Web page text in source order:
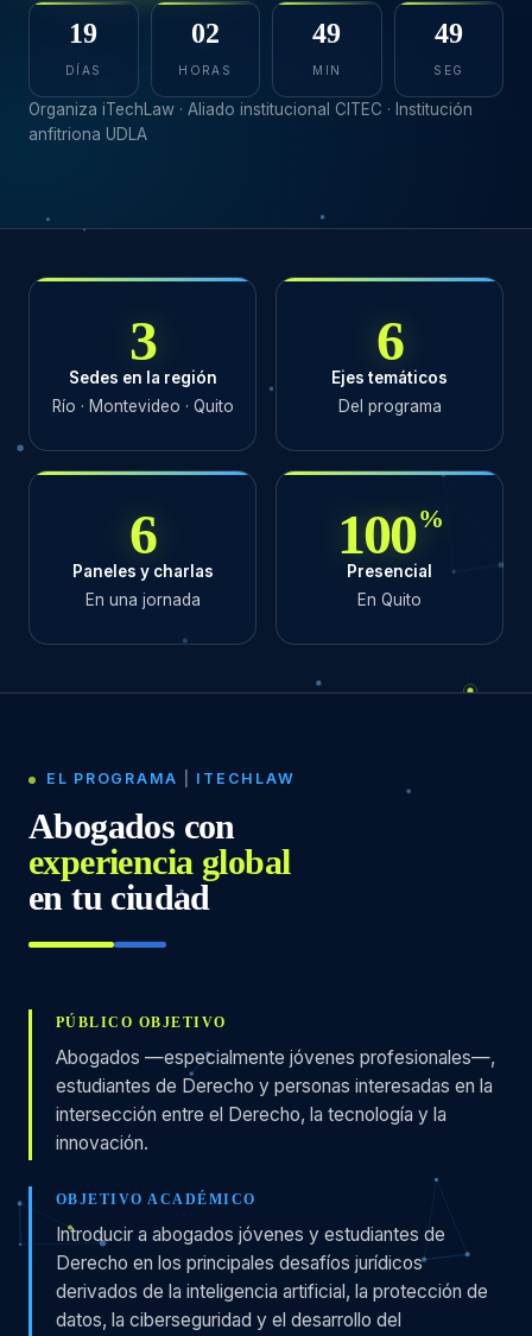
19
DÍAS
02
HORAS
49
MIN
47
SEG
Organiza iTechLaw · Aliado institucional CITEC · Institución
anfitriona UDLA
3
Sedes en la región
Río · Montevideo · Quito
6
Ejes temáticos
Del programa
6
Paneles y charlas
En una jornada
100%
Presencial
En Quito
EL PROGRAMA ITECHLAW
Abogados con
experiencia global
en tu ciudad
PÚBLICO OBJETIVO
Abogados —especialmente jóvenes profesionales—,
estudiantes de Derecho y personas interesadas en la
intersección entre el Derecho, la tecnología y la
innovación.
OBJETIVO ACADÉMICO
Introducir a abogados jóvenes y estudiantes de
Derecho en los principales desafíos jurídicos
derivados de la inteligencia artificial, la protección de
datos, la ciberseguridad y el desarrollo del